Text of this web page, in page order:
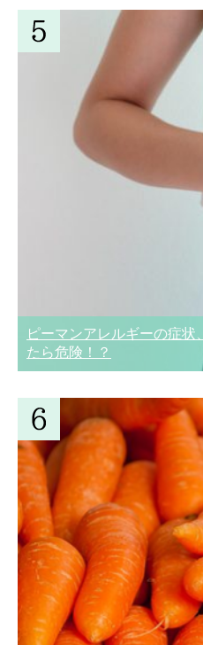
ピーマンアレルギーの症状
たら危険！？